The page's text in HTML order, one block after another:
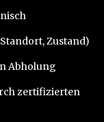
Zustand)
Abholung
zertifizierten